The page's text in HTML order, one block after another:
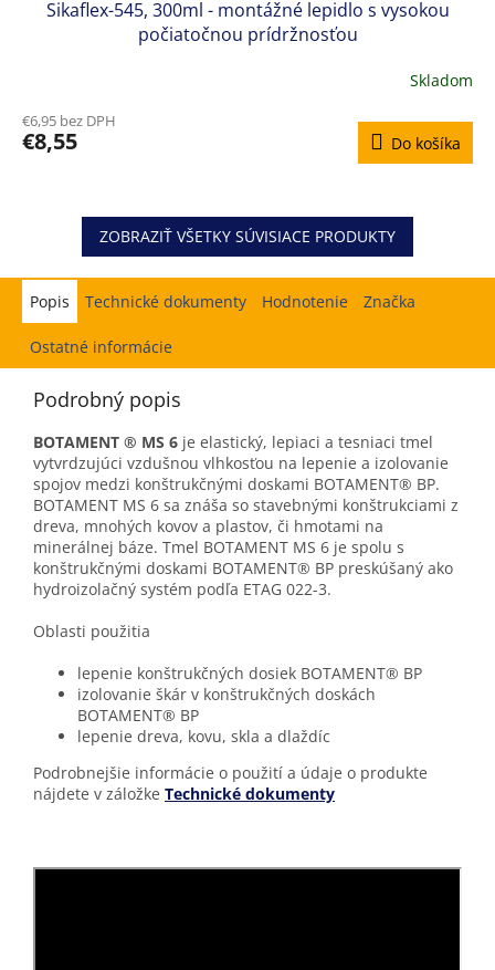
Sikaflex-545, 300ml - montážné lepidlo s vysokou
počiatočnou prídržnosťou
produktu
je
hviezdičiek.
Skladom
€6,95 bez DPH
€8,55 Do košíka
ZOBRAZIŤ VŠETKY SÚVISIACE PRODUKTY
Popis Hodnotenie Značka
Ostatné informácie
Podrobný popis
BOTAMENT ® MS 6 je elastický, lepiaci a tesniaci tmel
vytvrdzujúci vzdušnou vlhkosťou na lepenie a izolovanie
spojov medzi konštrukčnými doskami BOTAMENT® BP.
BOTAMENT MS 6 sa znáša so stavebnými konštrukciami z
dreva, mnohých kovov a plastov, či hmotami na
minerálnej báze. Tmel BOTAMENT MS 6 je spolu s
konštrukčnými doskami BOTAMENT® BP preskúšaný ako
hydroizolačný systém podľa ETAG 022-3.
Oblasti použitia
lepenie konštrukčných dosiek BOTAMENT® BP
izolovanie škár v konštrukčných doskách
BOTAMENT® BP
lepenie dreva, kovu, skla a dlaždíc
Podrobnejšie informácie o použití a údaje o produkte
nájdete v záložke Technické dokumenty